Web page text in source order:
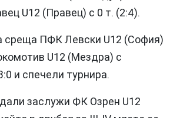
U12 (Правец) с 0 т. (2:4).
среща ПФК Левски U12 (София)
U12 (Мездра) с
и спечели турнира.
заслужи ФК Озрен U12